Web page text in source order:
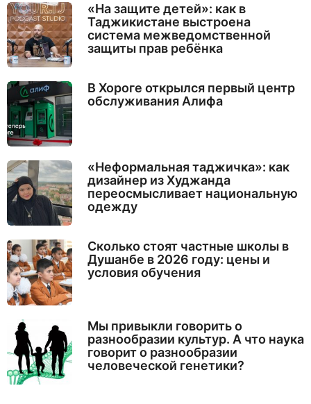
«На защите детей»: как в
Таджикистане выстроена
система межведомственной
защиты прав ребёнка
В Хороге открылся первый центр
обслуживания Алифа
«Неформальная таджичка»: как
дизайнер из Худжанда
переосмысливает национальную
одежду
Сколько стоят частные школы в
Душанбе в 2026 году: цены и
условия обучения
Мы привыкли говорить о
разнообразии культур. А что наука
говорит о разнообразии
человеческой генетики?